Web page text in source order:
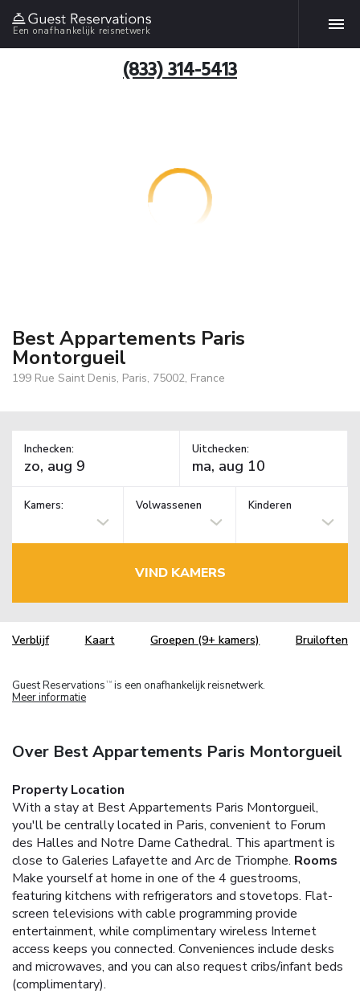
Een onafhankelijk reisnetwerk
(833) 314-5413
Best Appartements Paris
Montorgueil
199 Rue Saint Denis, Paris, 75002, France
Inchecken: Uitchecken:
Kamers: Volwassenen Kinderen
VIND KAMERS
Verblijf Kaart Groepen (9+ kamers) Bruiloften
Guest Reservations TM is een onafhankelijk reisnetwerk.
Meer informatie
Over Best Appartements Paris Montorgueil
Property Location
With a stay at Best Appartements Paris Montorgueil,
you'll be centrally located in Paris, convenient to Forum
des Halles and Notre Dame Cathedral. This apartment is
close to Galeries Lafayette and Arc de Triomphe. Rooms
Make yourself at home in one of the 4 guestrooms,
featuring kitchens with refrigerators and stovetops. Flat-
screen televisions with cable programming provide
entertainment, while complimentary wireless Internet
access keeps you connected. Conveniences include desks
and microwaves, and you can also request cribs/infant beds
(complimentary).